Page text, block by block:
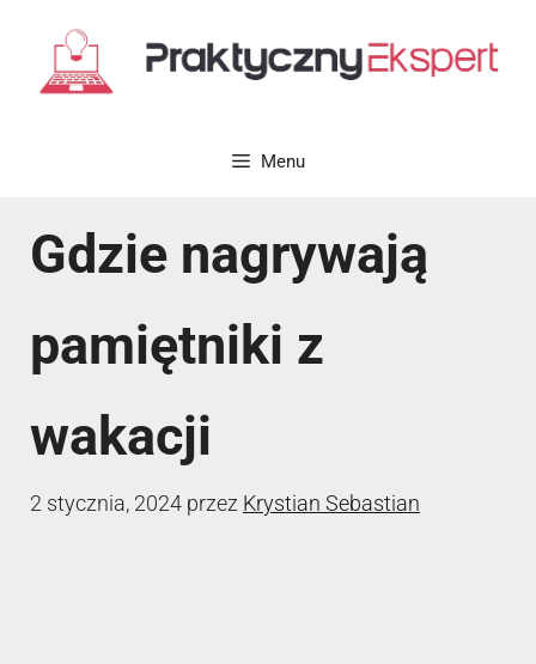
Menu
Gdzie nagrywają
pamiętniki z
wakacji
2 stycznia, 2024 przez Krystian Sebastian